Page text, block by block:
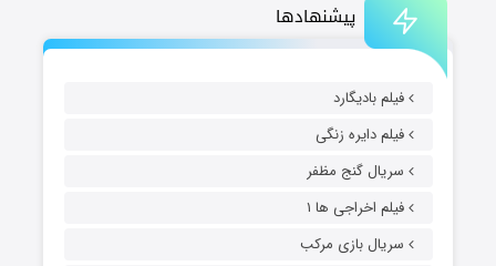
پیشنهادها
فیلم بادیگارد
فیلم دایره زنگی
سریال گنج مظفر
فیلم اخراجی ها ۱
سریال بازی مرکب